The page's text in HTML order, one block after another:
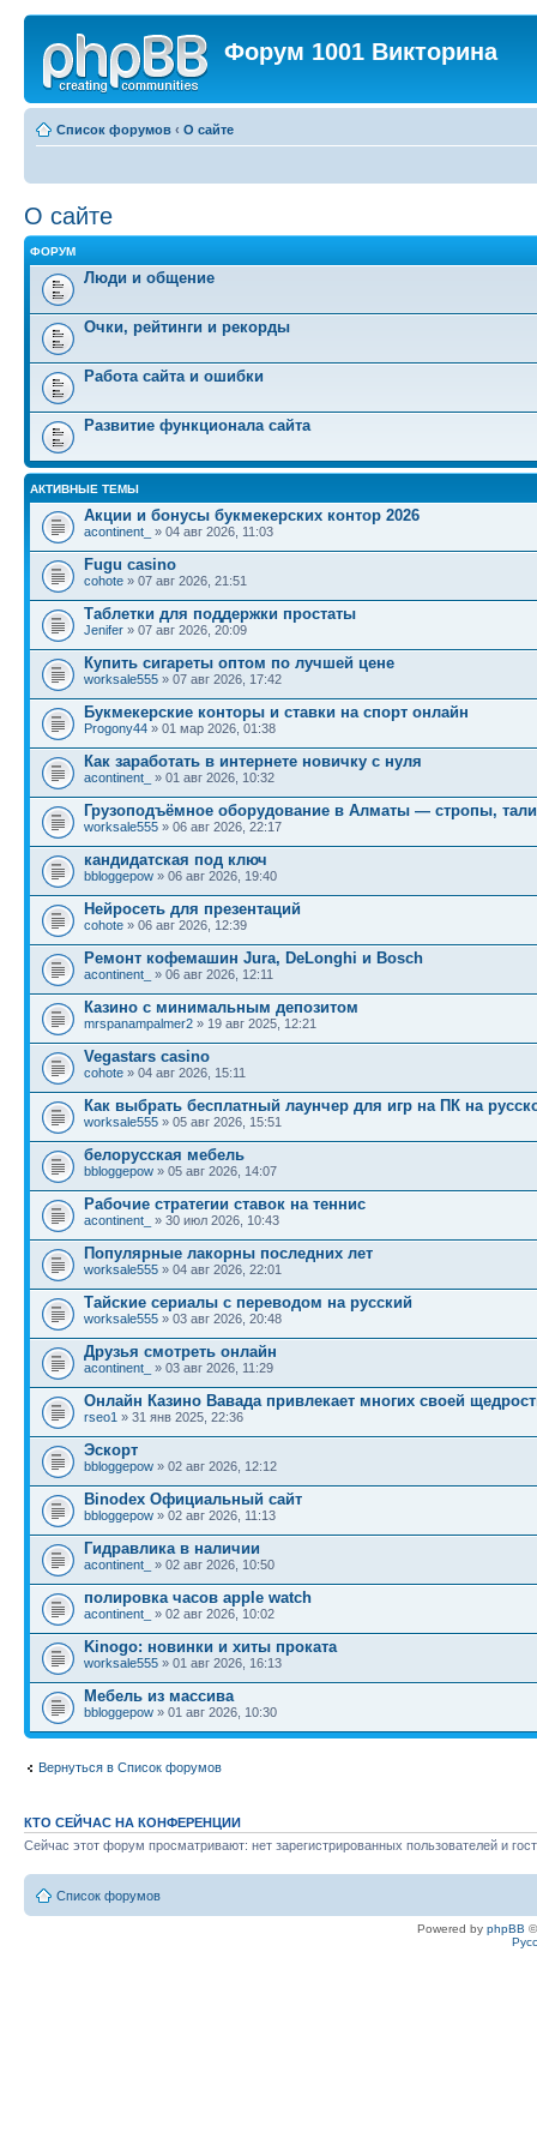
Форум 1001 Викторина
Список форумов ‹ О сайте
О сайте
ФОРУМ
Люди и общение
Очки, рейтинги и рекорды
Работа сайта и ошибки
Развитие функционала сайта
АКТИВНЫЕ ТЕМЫ
Акции и бонусы букмекерских контор 2026
acontinent_ » 04 авг 2026, 11:03
Fugu casino
cohote » 07 авг 2026, 21:51
Таблетки для поддержки простаты
Jenifer » 07 авг 2026, 20:09
Купить сигареты оптом по лучшей цене
worksale555 » 07 авг 2026, 17:42
Букмекерские конторы и ставки на спорт онлайн
Progony44 » 01 мар 2026, 01:38
Как заработать в интернете новичку с нуля
acontinent_ » 01 авг 2026, 10:32
Грузоподъёмное оборудование в Алматы — стропы,
worksale555 » 06 авг 2026, 22:17
кандидатская под ключ
bbloggepow » 06 авг 2026, 19:40
Нейросеть для презентаций
cohote » 06 авг 2026, 12:39
Ремонт кофемашин Jura, DeLonghi и Bosch
acontinent_ » 06 авг 2026, 12:11
Казино с минимальным депозитом
mrspanampalmer2 » 19 авг 2025, 12:21
Vegastars casino
cohote » 04 авг 2026, 15:11
Как выбрать бесплатный лаунчер для игр на ПК на
worksale555 » 05 авг 2026, 15:51
белорусская мебель
bbloggepow » 05 авг 2026, 14:07
Рабочие стратегии ставок на теннис
acontinent_ » 30 июл 2026, 10:43
Популярные лакорны последних лет
worksale555 » 04 авг 2026, 22:01
Тайские сериалы с переводом на русский
worksale555 » 03 авг 2026, 20:48
Друзья смотреть онлайн
acontinent_ » 03 авг 2026, 11:29
Онлайн Казино Вавада привлекает многих своей
rseo1 » 31 янв 2025, 22:36
Эскорт
bbloggepow » 02 авг 2026, 12:12
Binodex Официальный сайт
bbloggepow » 02 авг 2026, 11:13
Гидравлика в наличии
acontinent_ » 02 авг 2026, 10:50
полировка часов apple watch
acontinent_ » 02 авг 2026, 10:02
Kinogo: новинки и хиты проката
worksale555 » 01 авг 2026, 16:13
Мебель из массива
bbloggepow » 01 авг 2026, 10:30
Вернуться в Список форумов
КТО СЕЙЧАС НА КОНФЕРЕНЦИИ
Сейчас этот форум просматривают: нет зарегистрированных пользователей и
Список форумов
Powered by phpBB